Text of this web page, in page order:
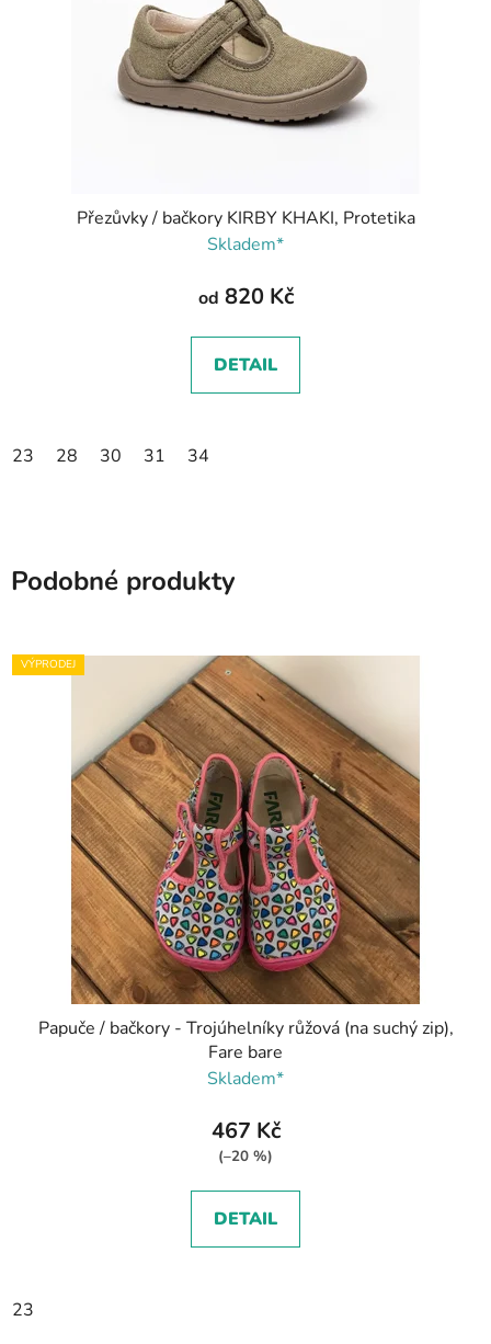
Přezůvky / bačkory KIRBY KHAKI, Protetika
Skladem*
od 820 Kč
DETAIL
23 28 30 31 34
Podobné produkty
VÝPRODEJ
Papuče / bačkory - Trojúhelníky růžová (na suchý zip),
Fare bare
Skladem*
467 Kč
(–20 %)
DETAIL
23